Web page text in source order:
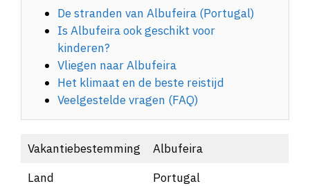
De stranden van Albufeira (Portugal)
Is Albufeira ook geschikt voor
kinderen?
Vliegen naar Albufeira
Het klimaat en de beste reistijd
Veelgestelde vragen (FAQ)
Vakantiebestemming
Albufeira
Land
Portugal